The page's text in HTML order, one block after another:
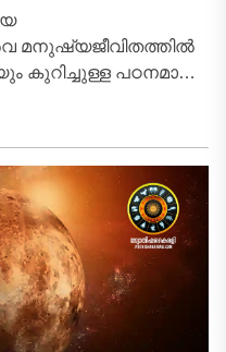
മനുഷ്യജീവിതത്തിൽ
കുറിച്ചുള്ള പഠനമാണ്
ജാതകത്തിലും
സൃഷ്ടിക്കാൻ...